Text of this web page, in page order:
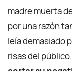
madre muerta
por una razón
leía demasiado
risas del